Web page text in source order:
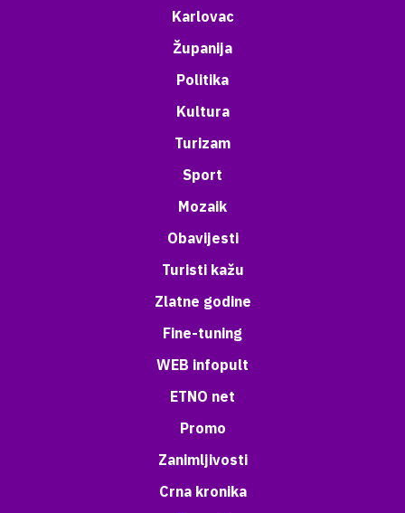
Karlovac
Županija
Politika
Kultura
Turizam
Sport
Mozaik
Obavijesti
Turisti kažu
Zlatne godine
Fine-tuning
WEB infopult
ETNO net
Promo
Zanimljivosti
Crna kronika